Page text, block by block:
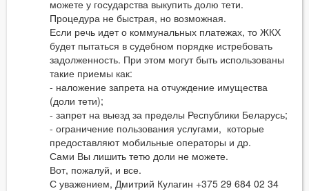
можете у государства выкупить долю тети.
Процедура не быстрая, но возможная.
Если речь идет о коммунальных платежах, то ЖКХ
будет пытаться в судебном порядке истребовать
задолженность. При этом могут быть использованы
такие приемы как:
- наложение запрета на отчуждение имущества
(доли тети);
- запрет на выезд за пределы Республики Беларусь;
- ограничение пользования услугами, которые
предоставляют мобильные операторы и др.
Сами Вы лишить тетю доли не можете.
Вот, пожалуй, и все.
С уважением, Дмитрий Кулагин +375 29 684 02 34